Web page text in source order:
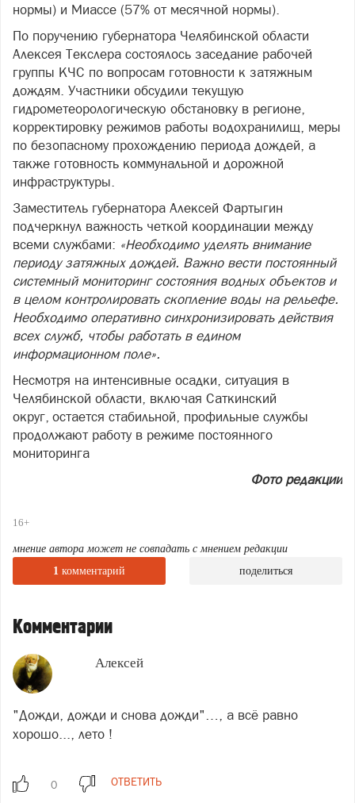
нормы) и Миассе (57% от месячной нормы).
По поручению губернатора Челябинской области
Алексея Текслера состоялось заседание рабочей
группы КЧС по вопросам готовности к затяжным
дождям. Участники обсудили текущую
гидрометеорологическую обстановку в регионе,
корректировку режимов работы водохранилищ, меры
по безопасному прохождению периода дождей, а
также готовность коммунальной и дорожной
инфраструктуры.
Заместитель губернатора Алексей Фартыгин
подчеркнул важность четкой координации между
всеми службами: «Необходимо уделять внимание
периоду затяжных дождей. Важно вести постоянный
системный мониторинг состояния водных объектов и
в целом контролировать скопление воды на рельефе.
Необходимо оперативно синхронизировать действия
всех служб, чтобы работать в едином
информационном поле».
Несмотря на интенсивные осадки, ситуация в
Челябинской области, включая Саткинский
округ, остается стабильной, профильные службы
продолжают работу в режиме постоянного
мониторинга
Фото редакции
16+
мнение автора может не совпадать с мнением редакции
1 комментарий поделиться
Комментарии
Алексей
"Дожди, дожди и снова дожди"…, а всё равно
хорошо..., лето !
ОТВЕТИТЬ